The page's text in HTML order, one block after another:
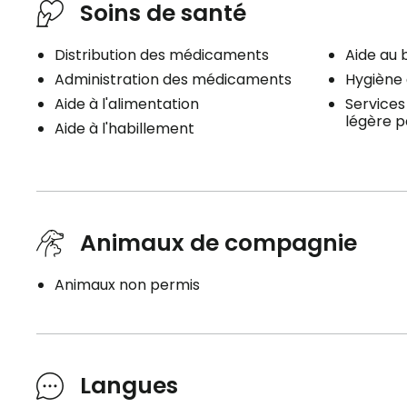
Planifier une visite
Soins de santé
Distribution des médicaments
Administration des médicaments
Aide à l'alimentation
Aide à l'habillement
Aide au
légère
Animaux de compagnie
Animaux non permis
Langues